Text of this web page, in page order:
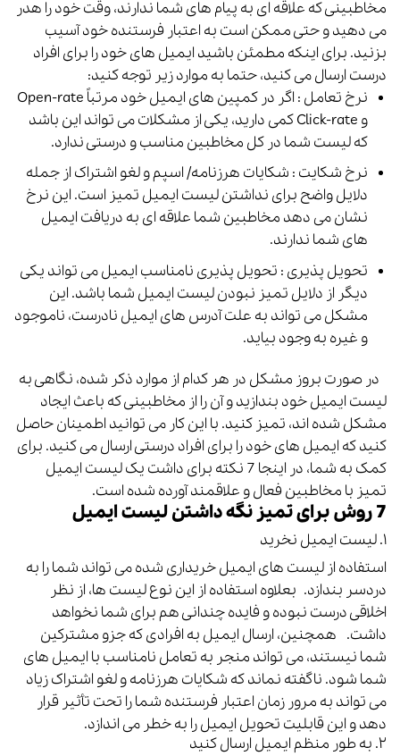
مخاطبینی که علاقه ای به پیام های شما ندارند، وقت خود را هدر
می دهید و حتی ممکن است به اعتبار فرستنده خود آسیب
بزنید. برای اینکه مطمئن باشید ایمیل های خود را برای افراد
درست ارسال می کنید، حتما به موارد زیر توجه کنید:
نرخ تعامل : اگر در کمپین های ایمیل خود مرتباً Open-rate
و Click-rate کمی دارید، یکی از مشکلات می تواند این باشد
که لیست شما در کل مخاطبین مناسب و درستی ندارد.
نرخ شکایت : شکایات هرزنامه/ اسپم و لغو اشتراک از جمله
دلایل واضح برای نداشتن لیست ایمیل تمیز است. این نرخ
نشان می دهد مخاطبین شما علاقه ای به دریافت ایمیل
های شما ندارند.
تحویل پذیری : تحویل پذیری نامناسب ایمیل می تواند یکی
دیگر از دلایل تمیز نبودن لیست ایمیل شما باشد. این
مشکل می تواند به علت آدرس های ایمیل نادرست، ناموجود
و غیره به وجود بیاید.
در صورت بروز مشکل در هر کدام از موارد ذکر شده، نگاهی به
لیست ایمیل خود بندازید و آن را از مخاطبینی که باعث ایجاد
مشکل شده اند، تمیز کنید. با این کار می توانید اطمینان حاصل
کنید که ایمیل های خود را برای افراد درستی ارسال می کنید. برای
کمک به شما، در اینجا 7 نکته برای داشت یک لیست ایمیل
تمیز با مخاطبین فعال و علاقمند آورده شده است.
7 روش برای تمیز نگه داشتن لیست ایمیل
۱. لیست ایمیل نخرید
استفاده از لیست های ایمیل خریداری شده می تواند شما را به
دردسر بندازد. بعلاوه استفاده از این نوع لیست ها، از نظر
اخلاقی درست نبوده و فایده چندانی هم برای شما نخواهد
داشت. همچنین، ارسال ایمیل به افرادی که جزو مشترکین
شما نیستند، می تواند منجر به تعامل نامناسب با ایمیل های
شما شود. ناگفته نماند که شکایات هرزنامه و لغو اشتراک زیاد
می تواند به مرور زمان اعتبار فرستنده شما را تحت تأثیر قرار
دهد و این قابلیت تحویل ایمیل را به خطر می اندازد.
۲. به طور منظم ایمیل ارسال کنید